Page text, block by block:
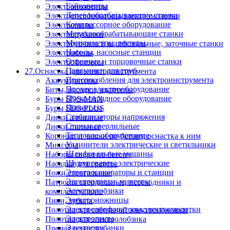
Электроножницы
Электроперфораторы,электромолотки
Электропилы
Электрорубанки
Электроточила и шлифовальные, заточные станки
Электрофены
Электрофрезеры
27.Оснастка для электроинструмента
Аккумуляторы
Биты, насадки, адаптеры
Буры SDS-MAX
Буры SDS-PLUS
Диски алмазные
Диски пильные
Коронки и чашки по бетону, оснастка к ним
Миксеры
Наборы сверл по бетону
Насадки для гравера
Ножи строгальные
Патроны сверлильные, переходники и
комплектующие
Пики, зубила
Полотна для сабельной электроножовки
Полотна для электролобзика
Прочая оснастка
Гайковерты
Деревообрабатывающие станки
Компрессорное оборудование
Металлообрабатывающие станки
Мультиметры, тестеры
Насосы, насосные станции
Отрезные и торцовочные станки
Паяльники для труб
Приспособления для электроинструмента
Прочее электрооборудование
Пуско-зарядное оборудование
Пылесосы
Стабилизаторы напряжения
Станки сверлильные
Тепловое оборудование
Удлинители электрические и светильники
Шлифовальные машины
Шуруповерты электрические
Электрогенераторы и станции
Электродрели, миксеры
Электролобзики
Электроножницы
Электроперфораторы,электромолотки
Электропилы
Электрорубанки